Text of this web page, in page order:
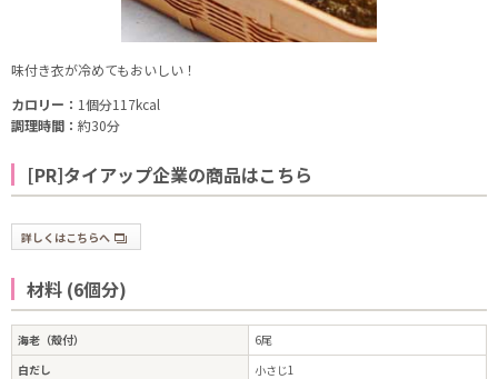
味付き衣が冷めてもおいしい！
カロリー： 1個分117kcal
調理時間： 約30分
[PR]タイアップ企業の商品はこちら
詳しくはこちらへ
材料 (6個分)
海老（殻付）
6尾
白だし
小さじ1